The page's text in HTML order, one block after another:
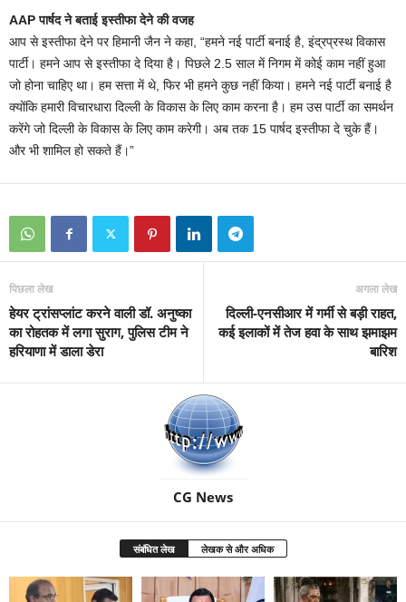
AAP पार्षद ने बताई इस्तीफा देने की वजह
आप से इस्तीफा देने पर हिमानी जैन ने कहा, “हमने नई पार्टी बनाई है, इंद्रप्रस्थ विकास
पार्टी। हमने आप से इस्तीफा दे दिया है। पिछले 2.5 साल में निगम में कोई काम नहीं हुआ
जो होना चाहिए था। हम सत्ता में थे, फिर भी हमने कुछ नहीं किया। हमने नई पार्टी बनाई है
क्योंकि हमारी विचारधारा दिल्ली के विकास के लिए काम करना है। हम उस पार्टी का समर्थन
करेंगे जो दिल्ली के विकास के लिए काम करेगी। अब तक 15 पार्षद इस्तीफा दे चुके हैं।
और भी शामिल हो सकते हैं।”
पिछला लेख
हेयर ट्रांसप्लांट करने वाली डॉ. अनुष्का
का रोहतक में लगा सुराग, पुलिस टीम ने
हरियाणा में डाला डेरा
अगला लेख
दिल्ली-एनसीआर में गर्मी से बड़ी राहत,
कई इलाकों में तेज हवा के साथ झमाझम
बारिश
CG News
संबंधित लेख लेखक से और अधिक